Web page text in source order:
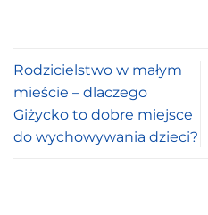
Rodzicielstwo w małym
mieście – dlaczego
Giżycko to dobre miejsce
do wychowywania dzieci?